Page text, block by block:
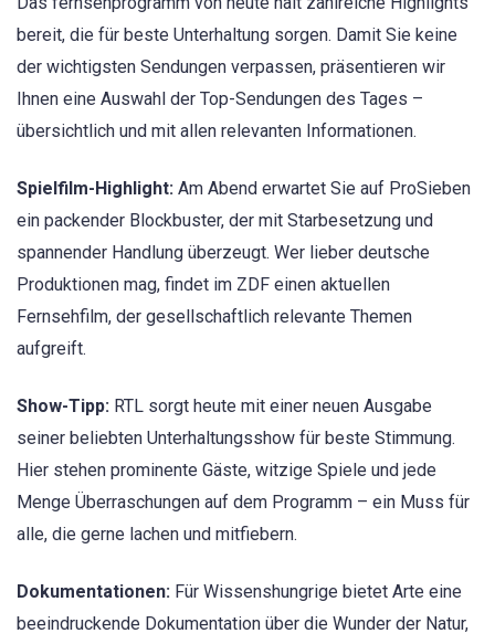
bereit, die für beste Unterhaltung sorgen. Damit Sie keine
der wichtigsten Sendungen verpassen, präsentieren wir
Ihnen eine Auswahl der Top-Sendungen des Tages –
übersichtlich und mit allen relevanten Informationen.
Spielfilm-Highlight: Am Abend erwartet Sie auf ProSieben
ein packender Blockbuster, der mit Starbesetzung und
spannender Handlung überzeugt. Wer lieber deutsche
Produktionen mag, findet im ZDF einen aktuellen
Fernsehfilm, der gesellschaftlich relevante Themen
aufgreift.
Show-Tipp: RTL sorgt heute mit einer neuen Ausgabe
seiner beliebten Unterhaltungsshow für beste Stimmung.
Hier stehen prominente Gäste, witzige Spiele und jede
Menge Überraschungen auf dem Programm – ein Muss für
alle, die gerne lachen und mitfiebern.
Dokumentationen: Für Wissenshungrige bietet Arte eine
beeindruckende Dokumentation über die Wunder der Natur,